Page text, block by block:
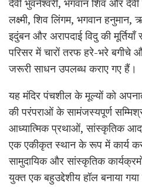
लक्ष्मी, शिव लिंगम, भगवान
इदुंबन और अरापदाई विदु की
परिसर में चारों तरफ हरे-भरे बगीचे
जरूरी साधन उपलब्ध कराए गए हैं।
यह मंदिर पंचशील के मूल्यों को
की परंपराओं के सामंजस्यपूर्ण
आध्यात्मिक प्रथाओं, सांस्कृतिक
एक एकीकृत स्थान के रूप में कार्य
सामुदायिक और सांस्कृतिक
युक्त एक बहुउद्देशीय हॉल बनाया